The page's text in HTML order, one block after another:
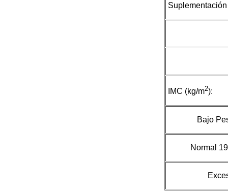
Suplementación
IMC (kg/m2):
Bajo
Normal